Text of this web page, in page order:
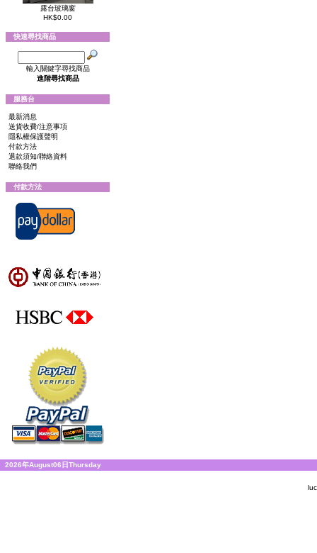
露台玻璃窗
HK$0.00
快速尋找商品
輸入關鍵字尋找商品
進階尋找商品
服務台
最新消息
送貨收費/注意事項
隱私權保護聲明
付款方法
退款須知/聯絡資料
聯絡我們
付款方法
2026年August06日Thursday